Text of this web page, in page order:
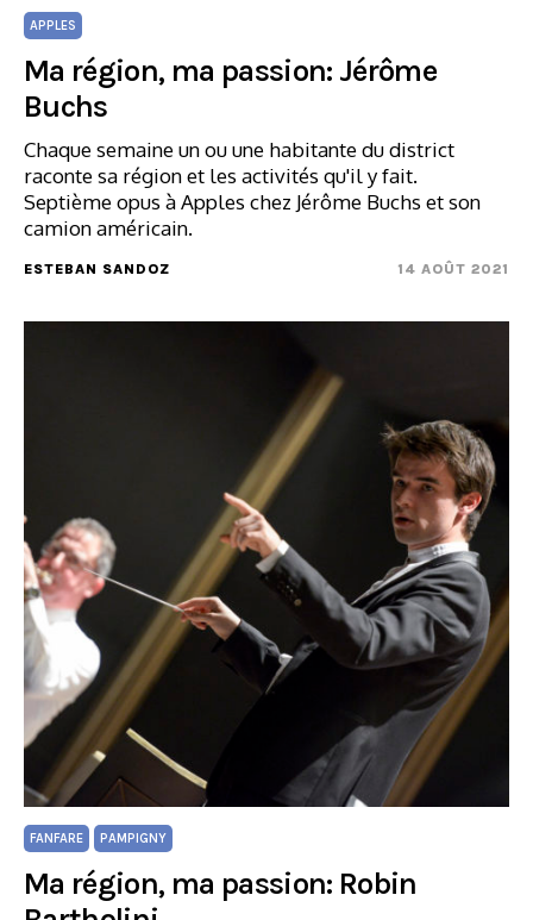
APPLES
Ma région, ma passion: Jérôme
Buchs
Chaque semaine un ou une habitante du district
raconte sa région et les activités qu'il y fait.
Septième opus à Apples chez Jérôme Buchs et son
camion américain.
ESTEBAN SANDOZ 14 AOÛT 2021
FANFARE PAMPIGNY
Ma région, ma passion: Robin